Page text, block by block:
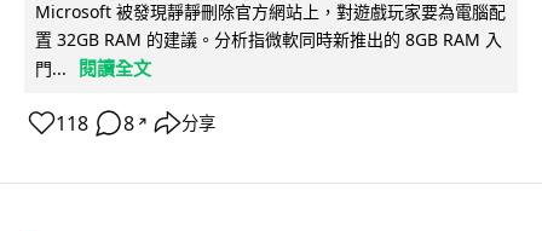
Microsoft 被發現靜靜刪除官方網站上，對遊戲玩家要為電腦配
置 32GB RAM 的建議。分析指微軟同時新推出的 8GB RAM 入
門...
閱讀全文
118 8 ↗ 分享